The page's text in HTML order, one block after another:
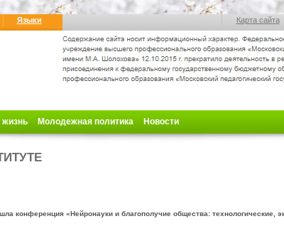
Языки Карта сайта
жизнь Молодежная политика Новости
конференция «Нейронауки и благополучие общества: технологические,